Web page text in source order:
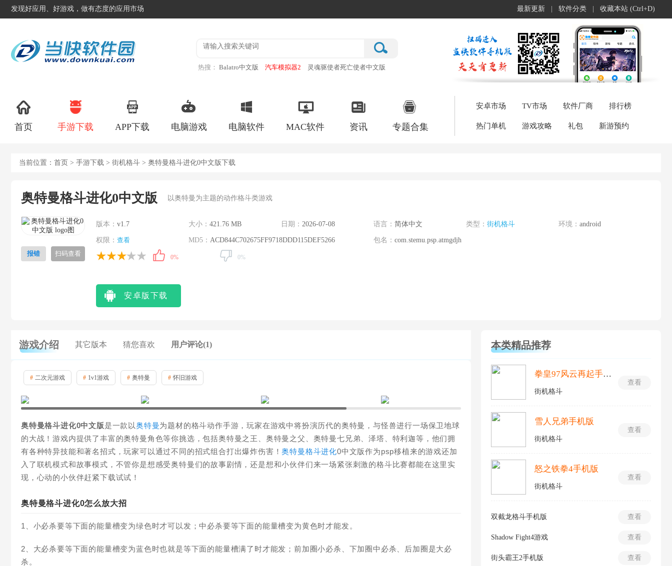
发现好应用、好游戏，做有态度的应用市场 最新更新 软件分类 收藏本站 (Ctrl+D)
热搜： Balatro中文版 汽车模拟器2
灵魂驱使者死亡使者中文版
首页 手游下载 APP下载 电脑游戏 电脑软件 MAC软件 资讯 专题合集
安卓市场 TV市场 软件厂商 排行榜
热门单机 游戏攻略 礼包 新游预约
当前位置： 首页 > 手游下载 > 街机格斗 > 奥特曼格斗进化0中文版下载
奥特曼格斗进化0中文版 以奥特曼为主题的动作格斗类游戏
报错 扫码查看
版本： v1.7 大小： 421.76 MB 日期： 2026-07-08 语言： 简体中文 类型： 街机格斗 环境： android
权限： 查看 MD5： ACD844C702675FF9718DDD115DEF5266 包名： com.stemu.psp.atmgdjh
0% 0%
安卓版下载
游戏介绍 其它版本 猜您喜欢 用户评论(1)
# 二次元游戏 # 1v1游戏 # 奥特曼 # 怀旧游戏
奥特曼格斗进化0中文版是一款以奥特曼为题材的格斗动作手游，玩家在游戏中将扮演历代的奥特曼，与怪兽进行一场保卫地球
的大战！游戏内提供了丰富的奥特曼角色等你挑选，包括奥特曼之王、奥特曼之父、奥特曼七兄弟、泽塔、特利迦等，他们拥
有各种特异技能和著名招式，玩家可以通过不同的招式组合打出爆炸伤害！奥特曼格斗进化0中文版作为psp移植来的游戏还加
入了联机模式和故事模式，不管你是想感受奥特曼们的故事剧情，还是想和小伙伴们来一场紧张刺激的格斗比赛都能在这里实
现，心动的小伙伴赶紧下载试试！
奥特曼格斗进化0怎么放大招
1、小必杀要等下面的能量槽变为绿色时才可以发；中必杀要等下面的能量槽变为黄色时才能发。
2、大必杀要等下面的能量槽变为蓝色时也就是等下面的能量槽满了时才能发；前加圈小必杀、下加圈中必杀、后加圈是大必
杀。
本类精品推荐
查看
拳皇97风云再起手机版
街机格斗
查看
雪人兄弟手机版
街机格斗
查看
怒之铁拳4手机版
街机格斗
查看
双截龙格斗手机版
查看
Shadow Fight4游戏
查看
街头霸王2手机版